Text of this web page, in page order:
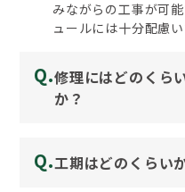
みながらの工事が可
ュールには十分配慮い
Q.修理にはどのくら
か？
Q.工期はどのくらい